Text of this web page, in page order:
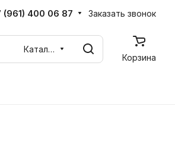
(961) 400 06 87 Заказать звонок
Каталог
Корзина